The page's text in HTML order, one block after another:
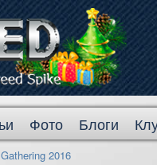
Фото Блоги
2016